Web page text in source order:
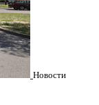
Новости